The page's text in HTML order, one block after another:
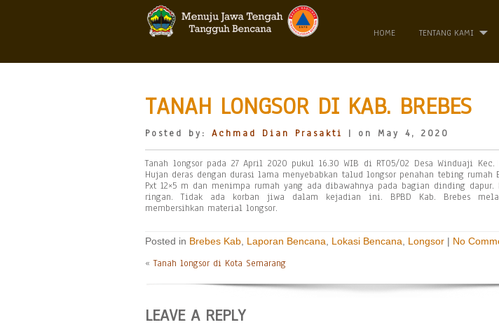
HOME TENTANG KAMI
TANAH LONGSOR DI KAB. BREBES
Posted by: Achmad Dian Prasakti | on May 4, 2020
Tanah longsor pada 27 April 2020 pukul 16.30 WIB di RT05/02 Desa Winduaji Kec.
Hujan deras dengan durasi lama menyebabkan talud longsor penahan tebing rumah
Pxt 12×5 m dan menimpa rumah yang ada dibawahnya pada bagian dinding dapur.
ringan. Tidak ada korban jiwa dalam kejadian ini. BPBD Kab. Brebes
membersihkan material longsor.
Posted in Brebes Kab Laporan Bencana Lokasi Bencana Longsor | No
«Tanah longsor di Kota Semarang
LEAVE A REPLY